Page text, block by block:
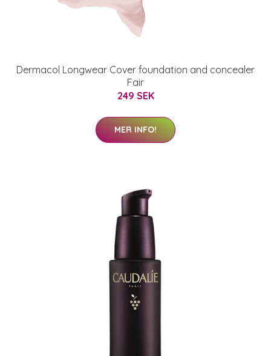
Dermacol Longwear Cover foundation and concealer
Fair
249 SEK
MER INFO!